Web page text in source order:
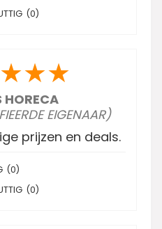
(0)
★★★
HORECA
EIGENAAR)
prijzen en deals.
(0)
(0)